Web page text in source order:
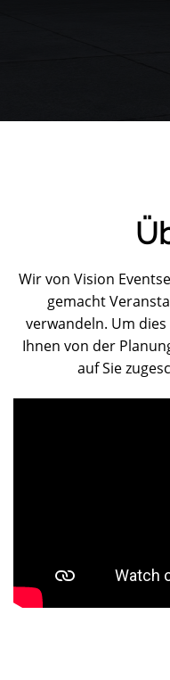
Wir von Vision
gemacht
verwandeln. Um
Ihnen von der
auf Sie